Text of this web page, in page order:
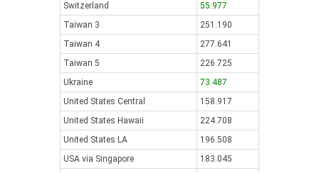
Switzerland
55.977
Taiwan 3
251.190
Taiwan 4
277.641
Taiwan 5
226.725
Ukraine
73.487
United States Central
158.917
United States Hawaii
224.708
United States LA
196.508
USA via Singapore
183.045